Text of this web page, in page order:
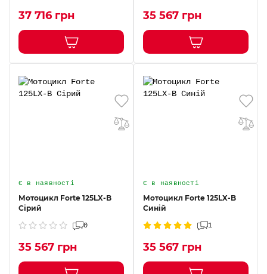
37 716 грн 35 567 грн
Є в наявності
Мотоцикл Forte 125LX-B
Сірий
0
35 567 грн
Є в наявності
Мотоцикл Forte 125LX-B
Синій
1
35 567 грн